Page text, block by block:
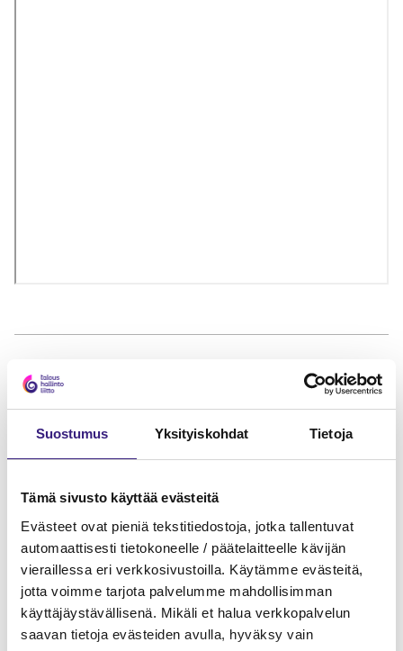
Suostumus Yksityiskohdat Tietoja
Tämä sivusto käyttää evästeitä
Evästeet ovat pieniä tekstitiedostoja, jotka tallentuvat
automaattisesti tietokoneelle / päätelaitteelle kävijän
vieraillessa eri verkkosivustoilla. Käytämme evästeitä,
jotta voimme tarjota palvelumme mahdollisimman
käyttäjäystävällisenä. Mikäli et halua verkkopalvelun
saavan tietoja evästeiden avulla, hyväksy vain